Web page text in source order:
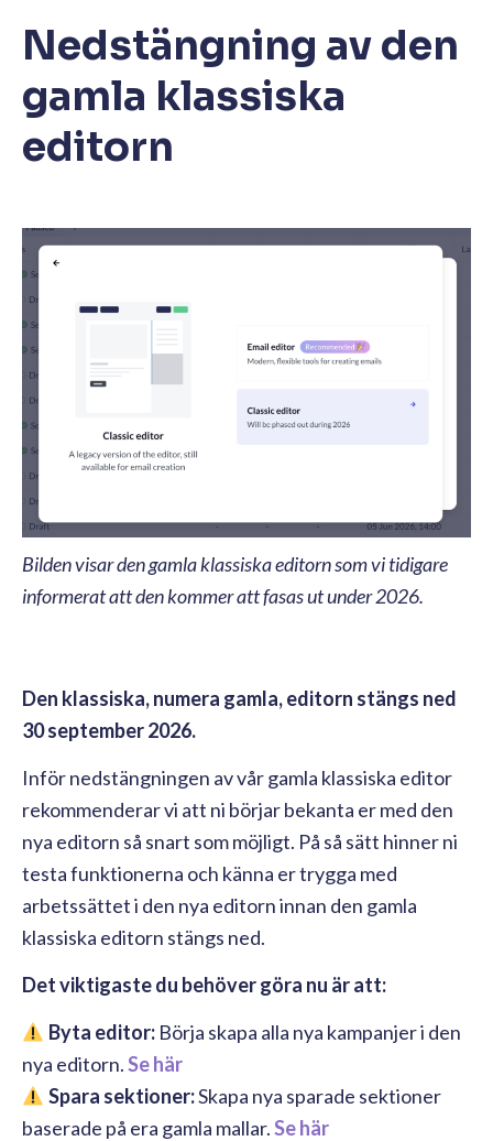
Nedstängning av den
gamla klassiska
editorn
Bilden visar den gamla klassiska editorn som vi tidigare
informerat att den kommer att fasas ut under 2026.
Den klassiska, numera gamla, editorn stängs ned
30 september 2026.
Inför nedstängningen av vår gamla klassiska editor
rekommenderar vi att ni börjar bekanta er med den
nya editorn så snart som möjligt. På så sätt hinner ni
testa funktionerna och känna er trygga med
arbetssättet i den nya editorn innan den gamla
klassiska editorn stängs ned.
Det viktigaste du behöver göra nu är att:
Byta editor:Börja skapa alla nya kampanjer i den
nya editorn.Se här
Spara sektioner:Skapa nya sparade sektioner
baserade på era gamla mallar.Se här